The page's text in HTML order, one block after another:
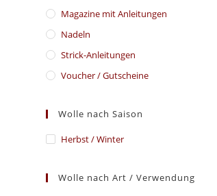
Magazine mit Anleitungen
Nadeln
Strick-Anleitungen
Voucher / Gutscheine
Wolle nach Saison
Herbst / Winter
Wolle nach Art / Verwendung